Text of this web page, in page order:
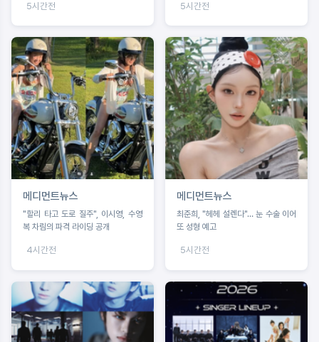
5시간전 5시간전
메디먼트뉴스
"할리 타고 도로 질주", 이시영, 수영
복 차림의 파격 라이딩 공개
4시간전
메디먼트뉴스
최준희, "헤헤 설렌다"… 눈 수술 이어
또 성형 예고
5시간전